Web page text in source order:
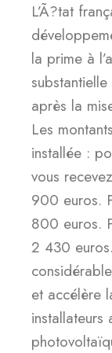
L’Ã?tat
la prime à
après la
Les
installée :
vous
900 euros.
800 euros.
2 430
et accélère
installateurs